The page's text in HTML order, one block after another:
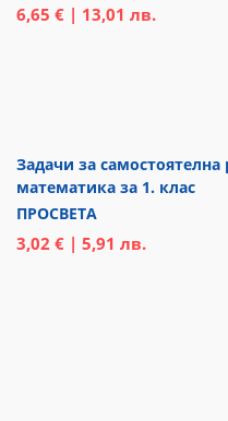
6,65 € | 13,01 лв.
Задачи за
математика за 1. клас
ПРОСВЕТА
3,02 € | 5,91 лв.